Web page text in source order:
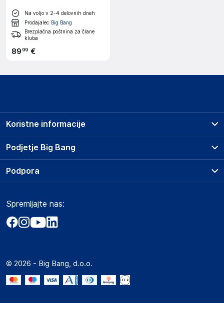
Na voljo v 2-4 delovnih dneh
Prodajalec Big Bang
Brezplačna poštnina za člane
kluba
8999 €
Podjetje Big Bang
O podjetju
Obvestila za javnost
Akt o digitalnih storitvah
Marketplace za partnerje
Novosti
Koristne informacije
Prodajna mesta
Storitve
Dostava, vnos in odvoz
Zavarovanje izdelkov
Podpora
Marketplace
Kako oddati naročilo?
Spremljajte nas:
© 2026 - Big Bang, d.o.o.